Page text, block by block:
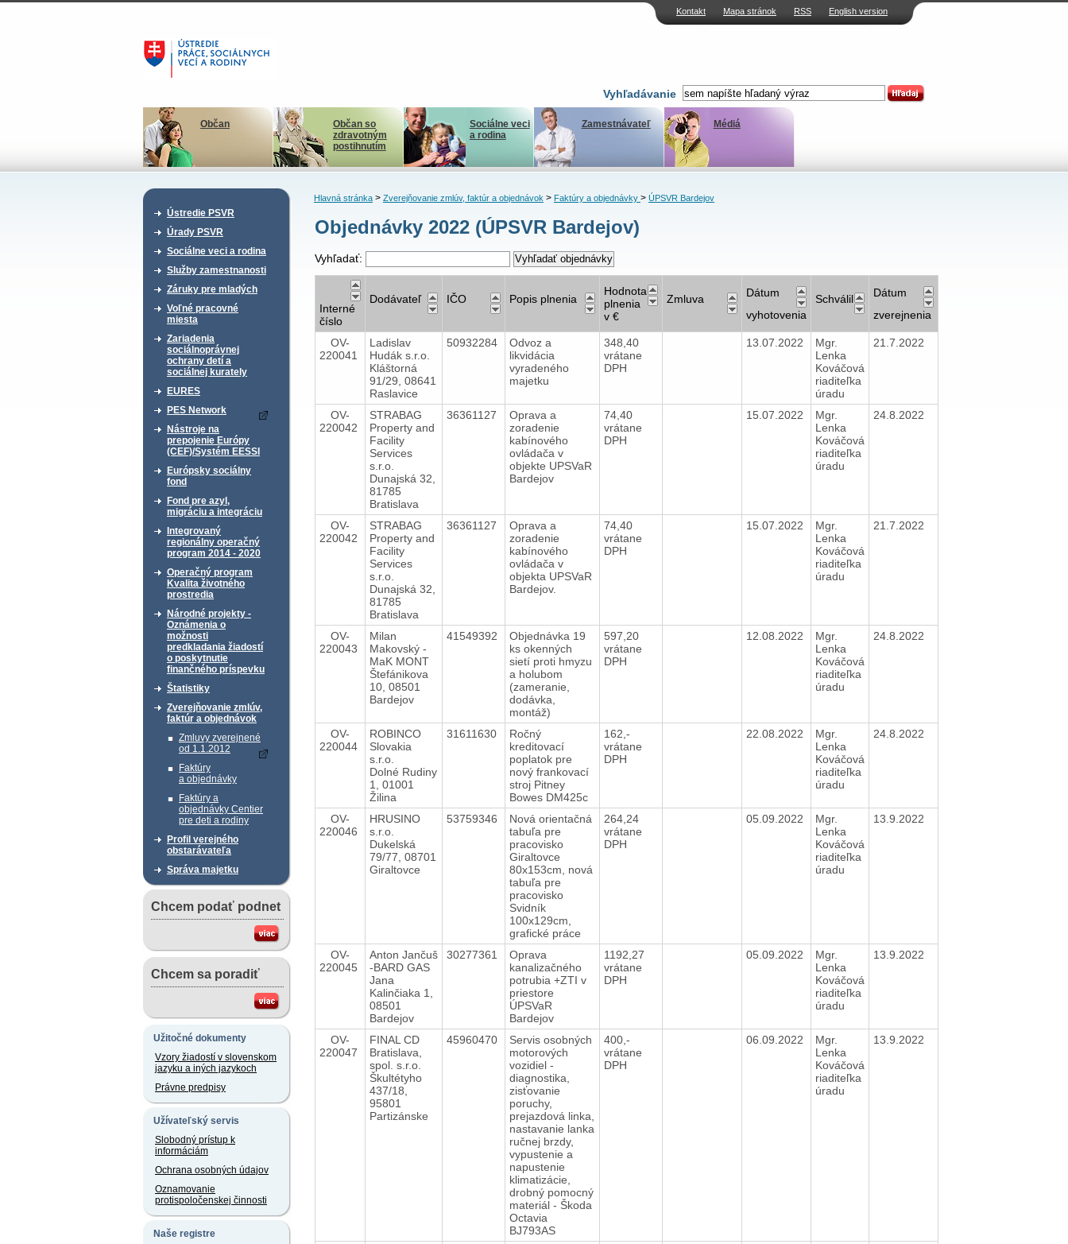
Kontakt Mapa stránok RSS English version
Vyhľadávanie
Občan
Občan so
zdravotným
postihnutím
Sociálne veci
a rodina
Zamestnávateľ Médiá
Ústredie PSVR
Úrady PSVR
Sociálne veci a rodina
Služby zamestnanosti
Záruky pre mladých
Voľné pracovné
miesta
Zariadenia
sociálnoprávnej
ochrany detí a
sociálnej kurately
EURES
PES Network
Nástroje na
prepojenie Európy
(CEF)/Systém EESSI
Európsky sociálny
fond
Fond pre azyl,
migráciu a integráciu
Integrovaný
regionálny operačný
program 2014 - 2020
Operačný program
Kvalita životného
prostredia
Národné projekty -
Oznámenia o
možnosti
predkladania žiadostí
o poskytnutie
finančného príspevku
Štatistiky
Zverejňovanie zmlúv,
faktúr a objednávok
Zmluvy zverejnené
od 1.1.2012
Faktúry
a objednávky
Faktúry a
objednávky Centier
pre deti a rodiny
Profil verejného
obstarávateľa
Správa majetku
Chcem podať podnet
Chcem sa poradiť
Užitočné dokumenty
Vzory žiadostí v slovenskom
jazyku a iných jazykoch
Právne predpisy
Užívateľský servis
Slobodný prístup k
informáciám
Ochrana osobných údajov
Oznamovanie
protispoločenskej činnosti
Naše registre
Hlavná stránka> Zverejňovanie zmlúv, faktúr a objednávok> Faktúry a objednávky > ÚPSVR Bardejov
Objednávky 2022 (ÚPSVR Bardejov)
Vyhľadať:
Interné
číslo
Dodávateľ IČO Popis plnenia
Hodnota
plnenia
v €
Zmluva
Dátum
vyhotovenia
Schválil
Dátum
zverejnenia
OV-
220041
Ladislav
Hudák s.r.o.
Kláštorná
91/29, 08641
Raslavice
50932284
Odvoz a
likvidácia
vyradeného
majetku
348,40
vrátane
DPH
13.07.2022
Mgr.
Lenka
Kováčová
riaditeľka
úradu
21.7.2022
OV-
220042
STRABAG
Property and
Facility
Services
s.r.o.
Dunajská 32,
81785
Bratislava
36361127
Oprava a
zoradenie
kabínového
ovládača v
objekte UPSVaR
Bardejov
74,40
vrátane
DPH
15.07.2022
Mgr.
Lenka
Kováčová
riaditeľka
úradu
24.8.2022
OV-
220042
STRABAG
Property and
Facility
Services
s.r.o.
Dunajská 32,
81785
Bratislava
36361127
Oprava a
zoradenie
kabínového
ovládača v
objekta UPSVaR
Bardejov.
74,40
vrátane
DPH
15.07.2022
Mgr.
Lenka
Kováčová
riaditeľka
úradu
21.7.2022
OV-
220043
Milan
Makovský -
MaK MONT
Štefánikova
10, 08501
Bardejov
41549392
Objednávka 19
ks okenných
sietí proti hmyzu
a holubom
(zameranie,
dodávka,
montáž)
597,20
vrátane
DPH
12.08.2022
Mgr.
Lenka
Kováčová
riaditeľka
úradu
24.8.2022
OV-
220044
ROBINCO
Slovakia
s.r.o.
Dolné Rudiny
1, 01001
Žilina
31611630
Ročný
kreditovací
poplatok pre
nový frankovací
stroj Pitney
Bowes DM425c
162,-
vrátane
DPH
22.08.2022
Mgr.
Lenka
Kováčová
riaditeľka
úradu
24.8.2022
OV-
220046
HRUSINO
s.r.o.
Dukelská
79/77, 08701
Giraltovce
53759346
Nová orientačná
tabuľa pre
pracovisko
Giraltovce
80x153cm, nová
tabuľa pre
pracovisko
Svidník
100x129cm,
grafické práce
264,24
vrátane
DPH
05.09.2022
Mgr.
Lenka
Kováčová
riaditeľka
úradu
13.9.2022
OV-
220045
Anton Jančuš
-BARD GAS
Jana
Kalinčiaka 1,
08501
Bardejov
30277361
Oprava
kanalizačného
potrubia +ZTI v
priestore
ÚPSVaR
Bardejov
1192,27
vrátane
DPH
05.09.2022
Mgr.
Lenka
Kováčová
riaditeľka
úradu
13.9.2022
OV-
220047
FINAL CD
Bratislava,
spol. s.r.o.
Škultétyho
437/18,
95801
Partizánske
45960470
Servis osobných
motorových
vozidiel -
diagnostika,
zisťovanie
poruchy,
prejazdová linka,
nastavanie lanka
ručnej brzdy,
vypustenie a
napustenie
klimatizácie,
drobný pomocný
materiál - Škoda
Octavia
BJ793AS
400,-
vrátane
DPH
06.09.2022
Mgr.
Lenka
Kováčová
riaditeľka
úradu
13.9.2022